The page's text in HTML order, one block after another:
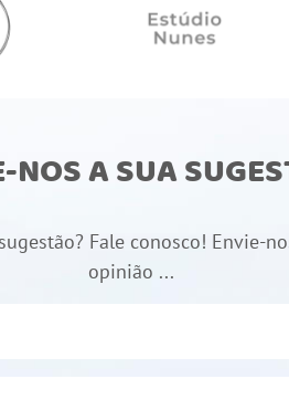
NOS A SUA
Fale conosco! Envie-
opinião ...